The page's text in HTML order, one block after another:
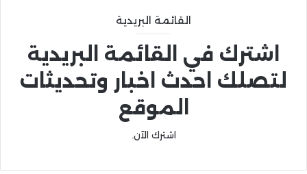
القائمة البريدية
اشترك في القائمة البريدية
لتصلك احدث اخبار وتحديثات
الموقع
اشترك الآن.